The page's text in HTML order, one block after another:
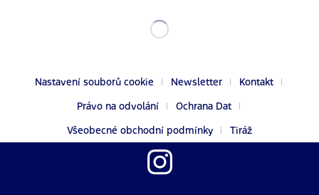
Nastavení souborů cookie Newsletter
Kontakt
Právo na odvolání
Ochrana Dat
Všeobecné obchodní podmínky
Tiráž